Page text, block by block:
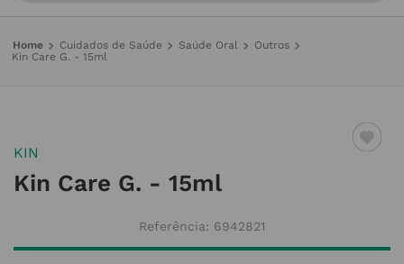
Cuidados de Saúde Saúde Oral
Outros
Kin Care G. - 15ml
KIN
Kin Care G. - 15ml
Referência: 6942821